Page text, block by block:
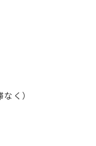
く）